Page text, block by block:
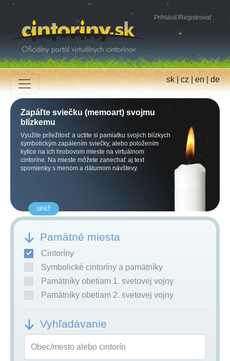
Prihlásiť/Registrovať
sk|cz|en|de
Zapáľte sviečku (memoart) svojmu
blízkemu
Využite príležitosť a uctite si pamiatku svojich blízkych
symbolickým zapálením sviečky, alebo položením
kytice na ich hrobovom mieste na virtuálnom
cintoríne. Na mieste môžete zanechať aj text
spomienky s menom a dátumom návštevy.
SPÄŤ
Pamätné miesta
Cintoríny
Symbolické cintoríny a pamätníky
Pamätníky obetiam 1. svetovej vojny
Pamätníky obetiam 2. svetovej vojny
Vyhľadávanie
Obec/mesto alebo cintorín